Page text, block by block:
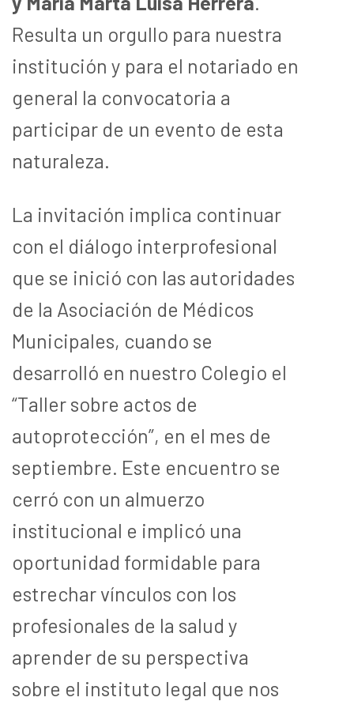
Resulta un orgullo para nuestra
institución y para el notariado en
general la convocatoria a
participar de un evento de esta
naturaleza.
La invitación implica continuar
con el diálogo interprofesional
que se inició con las autoridades
de la Asociación de Médicos
Municipales, cuando se
desarrolló en nuestro Colegio el
“Taller sobre actos de
autoprotección”, en el mes de
septiembre. Este encuentro se
cerró con un almuerzo
institucional e implicó una
oportunidad formidable para
estrechar vínculos con los
profesionales de la salud y
aprender de su perspectiva
sobre el instituto legal que nos